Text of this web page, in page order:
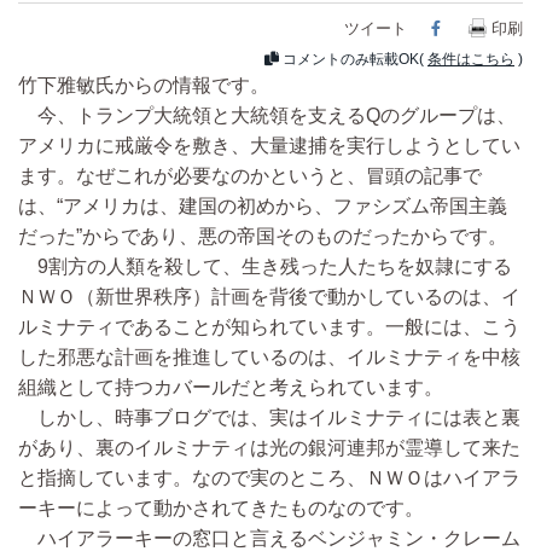
ツイート Facebook
印刷
コメントのみ転載OK( 条件はこちら )
竹下雅敏氏からの情報です。
今、トランプ大統領と大統領を支えるQのグループは、
アメリカに戒厳令を敷き、大量逮捕を実行しようとしてい
ます。なぜこれが必要なのかというと、冒頭の記事で
は、“アメリカは、建国の初めから、ファシズム帝国主義
だった”からであり、悪の帝国そのものだったからです。
9割方の人類を殺して、生き残った人たちを奴隷にする
ＮＷＯ（新世界秩序）計画を背後で動かしているのは、イ
ルミナティであることが知られています。一般には、こう
した邪悪な計画を推進しているのは、イルミナティを中核
組織として持つカバールだと考えられています。
しかし、時事ブログでは、実はイルミナティには表と裏
があり、裏のイルミナティは光の銀河連邦が霊導して来た
と指摘しています。なので実のところ、ＮＷＯはハイアラ
ーキーによって動かされてきたものなのです。
ハイアラーキーの窓口と言えるベンジャミン・クレーム